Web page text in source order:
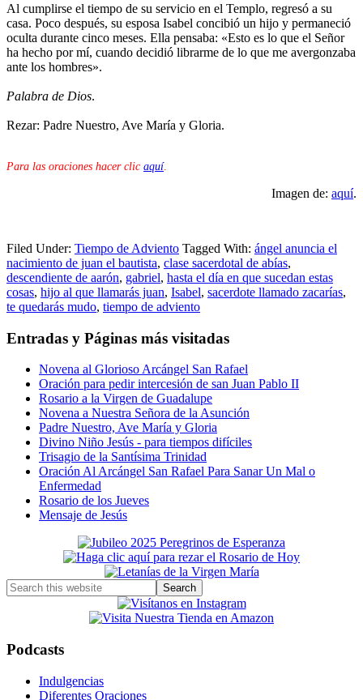
Al cumplirse el tiempo de su servicio en el Templo, regresó a su
casa. Poco después, su esposa Isabel concibió un hijo y permaneció
oculta durante cinco meses. Ella pensaba: «Esto es lo que el Señor
ha hecho por mí, cuando decidió librarme de lo que me avergonzaba
ante los hombres».
Palabra de Dios.
Rezar: Padre Nuestro, Ave María y Gloria.
Para las oraciones hacer clic aquí.
Imagen de: aquí.
Filed Under: Tiempo de Adviento Tagged With: ángel anuncia el
nacimiento de juan el bautista, clase sacerdotal de abías,
descendiente de aarón, gabriel, hasta el día en que sucedan estas
cosas, hijo al que llamarás juan, Isabel, sacerdote llamado zacarías,
te quedarás mudo, tiempo de adviento
Entradas y Páginas más visitadas
Novena al Glorioso Arcángel San Rafael
Oración para pedir intercesión de san Juan Pablo II
Rosario a la Virgen de Guadalupe
Novena a Nuestra Señora de la Asunción
Padre Nuestro, Ave María y Gloria
Divino Niño Jesús - para tiempos difíciles
Trisagio de la Santísima Trinidad
Oración Al Arcángel San Rafael Para Sanar Un Mal o
Enfermedad
Rosario de los Jueves
Mensaje de Jesús
Primary
Sidebar
Search
this
Podcasts
Indulgencias
Diferentes Oraciones